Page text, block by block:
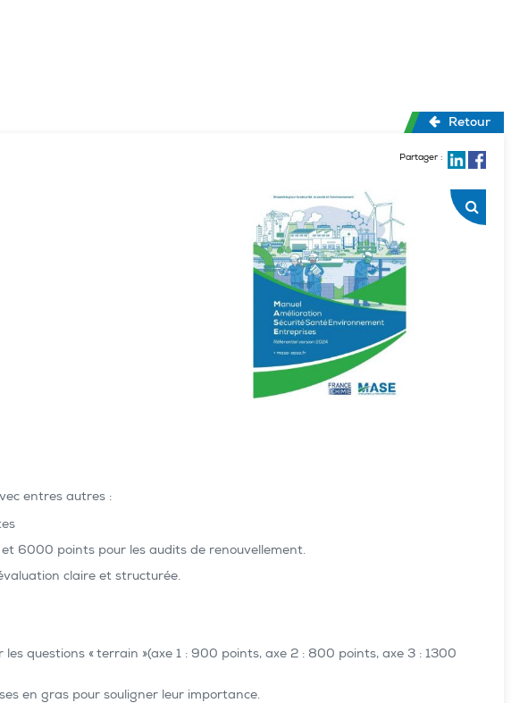
Retour
Partager :
entres autres :
6000 points pour les audits de renouvellement.
claire et structurée.
questions « terrain »(axe 1 : 900 points, axe 2 : 800 points, axe 3 : 1300
en gras pour souligner leur importance.